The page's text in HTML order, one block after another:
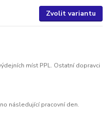
Zvolit variantu
míst PPL. Ostatní dopravci
následující pracovní den.